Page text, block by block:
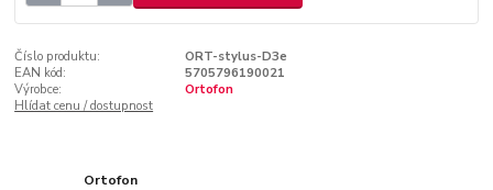
Číslo produktu:
ORT-stylus-D3e
EAN kód:
5705796190021
Výrobce:
Ortofon
Hlídat cenu / dostupnost
Ortofon